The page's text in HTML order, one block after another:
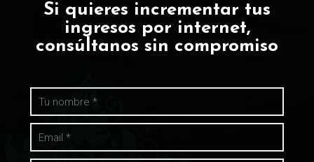
Si quieres incrementar tus
ingresos por internet,
consúltanos sin compromiso